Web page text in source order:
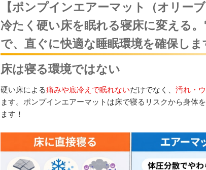
【ポンプインエアーマット（オリーブ
冷たく硬い床を眠れる寝床に変える
で、直ぐに快適な睡眠環境を確保しま
床は寝る環境ではない
硬い床による痛みや底冷えで眠れないだけでなく、 汚れ・
ます。ポンプインエアーマットは床で寝るリスクから身体
ます！